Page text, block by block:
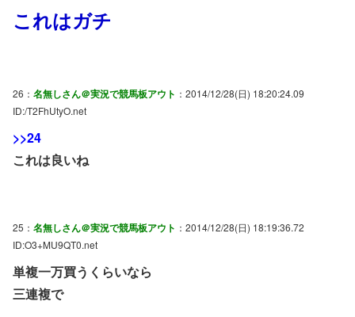
これはガチ
26： 名無しさん＠実況で競馬板アウト ：2014/12/28(日) 18:20:24.09
ID:/T2FhUtyO.net
>>24
これは良いね
25： 名無しさん＠実況で競馬板アウト ：2014/12/28(日) 18:19:36.72
ID:O3+MU9QT0.net
単複一万買うくらいなら
三連複で